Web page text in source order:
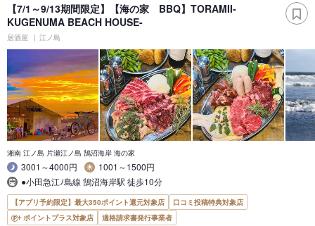
【7/1～9/13期間限定】【海の家 BBQ】TORAMII-
KUGENUMA BEACH HOUSE-
居酒屋 江ノ島
湘南 江ノ島 片瀬江ノ島 鵠沼海岸 海の家
3001～4000円
1001～1500円
●小田急江ﾉ島線 鵠沼海岸駅 徒歩10分
【アプリ予約限定】最大350ポイント還元対象店
口コミ投稿特典対象店
ポイントプラス対象店
適格請求書発行事業者